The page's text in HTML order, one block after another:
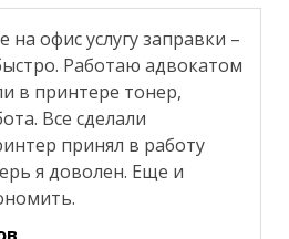
на офис услугу заправки –
Работаю адвокатом
в принтере тонер,
Все сделали
принял в работу
я доволен. Еще и